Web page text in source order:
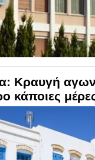
Κραυγή
κάποιες